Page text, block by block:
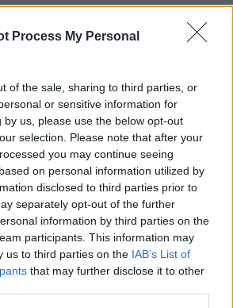
Process My Personal
of the sale, sharing to third parties, or
or sensitive information for
by us, please use the below opt-out
selection. Please note that after your
you may continue seeing
on personal information utilized by
disclosed to third parties prior to
separately opt-out of the further
information by third parties on the
participants. This information may
us to third parties on the IAB’s List of
that may further disclose it to other